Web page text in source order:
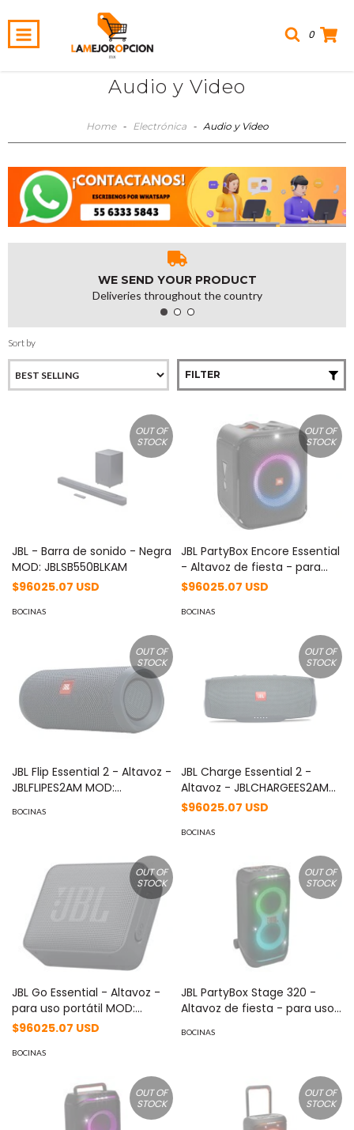
0
Audio y Video
Home - Electrónica - Audio y Video
WE SEND YOUR PRODUCT
Deliveries throughout the country
Sort by
FILTER
OUT OF
STOCK
JBL - Barra de sonido - Negra
MOD: JBLSB550BLKAM
$96025.07 USD
BOCINAS
OUT OF
STOCK
JBL PartyBox Encore Essential
- Altavoz de fiesta - para
uso portátil MOD:
$96025.07 USD
BOCINAS
OUT OF
STOCK
JBL Flip Essential 2 - Altavoz -
JBLFLIPES2AM MOD:
BOCINAS
OUT OF
STOCK
JBL Charge Essential 2 -
Altavoz - JBLCHARGEES2AM
MOD: JBLCHARGEES2AM
$96025.07 USD
BOCINAS
OUT OF
STOCK
JBL Go Essential - Altavoz -
para uso portátil MOD:
JBLGOESBLKAM
$96025.07 USD
BOCINAS
OUT OF
STOCK
JBL PartyBox Stage 320 -
Altavoz de fiesta - para uso
JBLPBSTAGE320AM
BOCINAS
OUT OF
STOCK
OUT OF
STOCK